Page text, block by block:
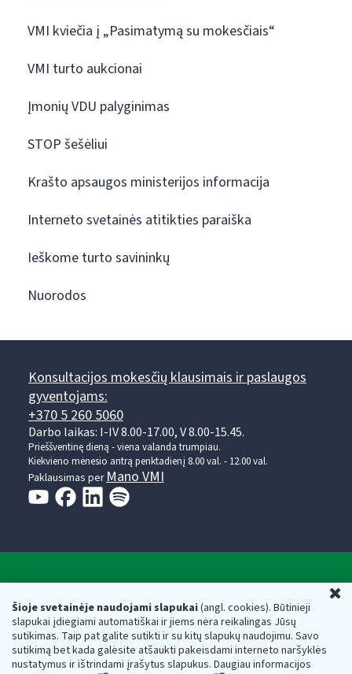
Šioje svetainėje naudojami slapukai(angl. cookies). Būtinieji
slapukai įdiegiami automatiškai ir jiems nėra reikalingas Jūsų
sutikimas. Taip pat galite sutikti ir su kitų slapukų naudojimu. Savo
sutikimą bet kada galėsite atšaukti pakeisdami interneto naršyklės
nustatymus ir ištrindami įrašytus slapukus. Daugiau informacijos
VMI kviečia į „Pasimatymą su mokesčiais“
VMI turto aukcionai
Įmonių VDU palyginimas
STOP šešėliui
Krašto apsaugos ministerijos informacija
Interneto svetainės atitikties paraiška
Ieškome turto savininkų
Nuorodos
Konsultacijos mokesčių klausimais ir paslaugos
gyventojams:
+370 5 260 5060
Darbo laikas: I-IV 8.00-17.00, V 8.00-15.45.
Prieššventinę dieną - viena valanda trumpiau.
Kiekvieno mėnesio antrą penktadienį 8.00 val. - 12.00 val.
Paklausimas per Mano VMI
Respublikos finansų ministerijos
Biudžetinė įstaiga. Juridinio asmens kodas — 188659752,
adresas: Vasario 16-osios g. 14, 01107 Vilnius, Lietuva, el.paštas:
vmi@vmi.lt, E. pristatymo dėžutės adresas 188659752